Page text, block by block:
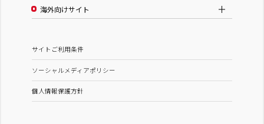
海外向けサイト
サイトご利用条件
ソーシャルメディアポリシー
個人情報保護方針